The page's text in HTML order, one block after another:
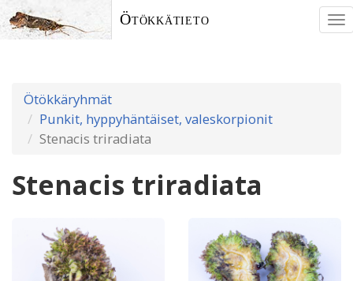
Ötökkätieto
Ötökkäryhmät
Punkit, hyppyhäntäiset, valeskorpionit
Stenacis triradiata
Stenacis triradiata